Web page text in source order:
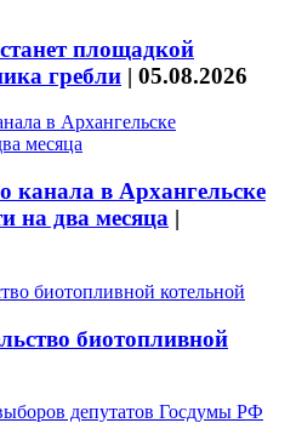
площадкой
гребли | 05.08.2026
канала в Архангельске
на два месяца |
биотопливной